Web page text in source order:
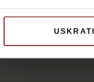
USKRATI